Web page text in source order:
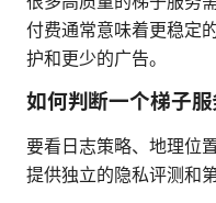
付费通常意味着更稳定
护和更少的广告。
如何判断一个梯子服
要看日志策略、地理位
提供独立的隐私评测和